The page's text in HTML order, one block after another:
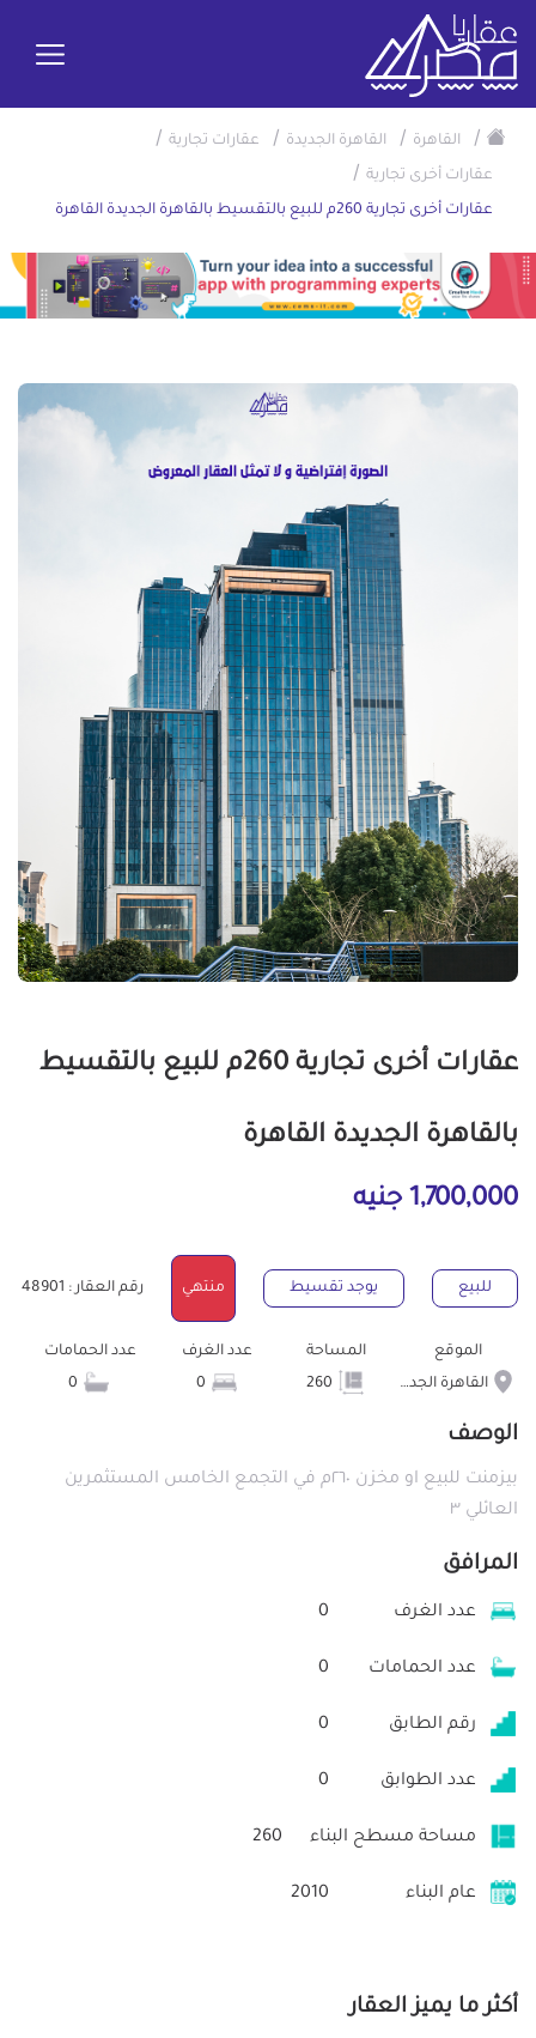
/ القاهرة / القاهرة الجديدة / عقارات تجارية /
عقارات أخرى تجارية /
عقارات أخرى تجارية 260م للبيع بالتقسيط بالقاهرة الجديدة القاهرة
عقارات أخرى تجارية 260م للبيع بالتقسيط
بالقاهرة الجديدة القاهرة
1,700,000 جنيه
للبيع يوجد تقسيط منتهي رقم العقار : 48901
الموقع
القاهرة الجديدة
المساحة
عدد الغرف
عدد الحمامات
الوصف
بيزمنت للبيع او مخزن ٢٦٠م في التجمع الخامس المستثمرين
العائلي ٣
المرافق
عدد الغرف 0
عدد الحمامات 0
رقم الطابق 0
عدد الطوابق 0
مساحة مسطح البناء 260
عام البناء 2010
أكثر ما يميز العقار